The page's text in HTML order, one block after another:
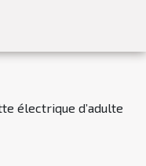
électrique d’adulte